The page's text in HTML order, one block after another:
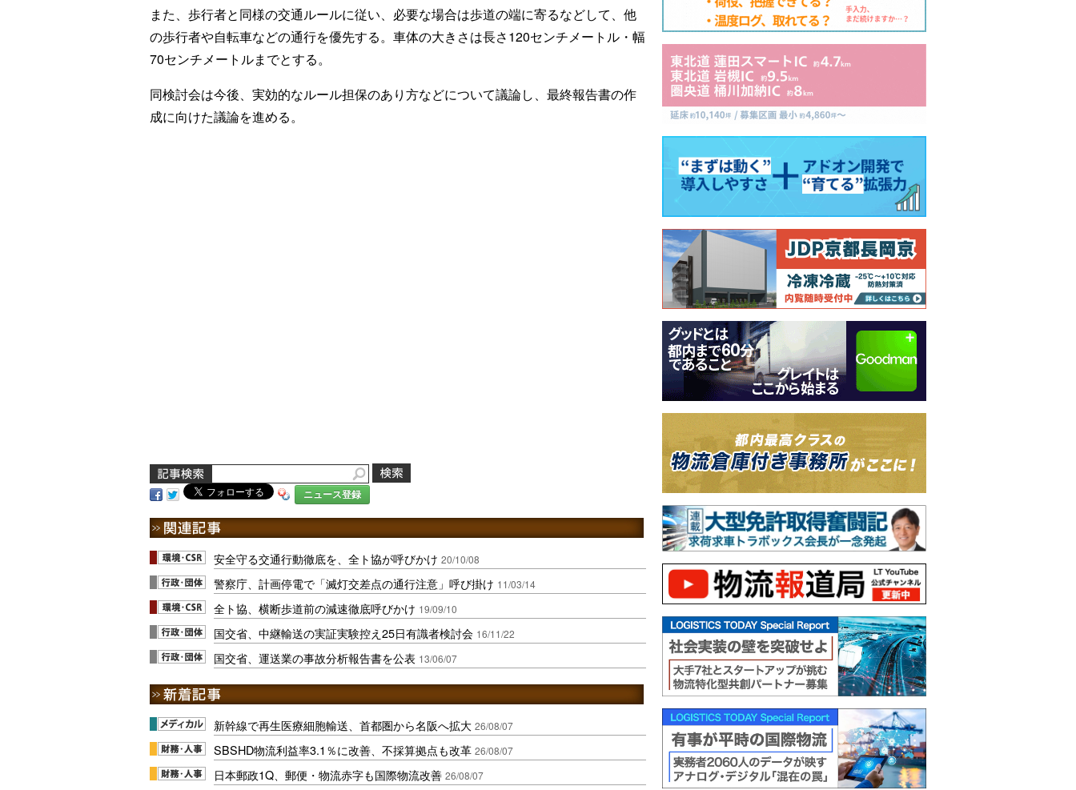
また、歩行者と同様の交通ルールに従い、必要な場合は歩道の端に寄るなどして、他
の歩行者や自転車などの通行を優先する。車体の大きさは長さ120センチメートル・幅
70センチメートルまでとする。
同検討会は今後、実効的なルール担保のあり方などについて議論し、最終報告書の作
成に向けた議論を進める。
ニュース登録
安全守る交通行動徹底を、全ト協が呼びかけ 20/10/08
警察庁、計画停電で「滅灯交差点の通行注意」呼び掛け 11/03/14
全ト協、横断歩道前の減速徹底呼びかけ 19/09/10
国交省、中継輸送の実証実験控え25日有識者検討会 16/11/22
国交省、運送業の事故分析報告書を公表 13/06/07
新幹線で再生医療細胞輸送、首都圏から名阪へ拡大 26/08/07
SBSHD物流利益率3.1％に改善、不採算拠点も改革 26/08/07
日本郵政1Q、郵便・物流赤字も国際物流改善 26/08/07